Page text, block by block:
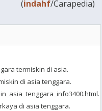
(indahf/Carapedia)
termiskin di asia.
di asia tenggara.
di asia tenggara.